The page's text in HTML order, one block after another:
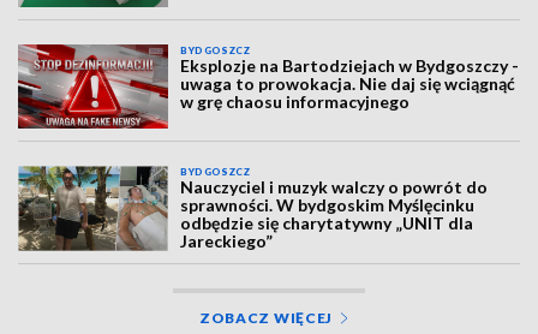
BYDGOSZCZ
Eksplozje na Bartodziejach w Bydgoszczy -
uwaga to prowokacja. Nie daj się wciągnąć
w grę chaosu informacyjnego
BYDGOSZCZ
Nauczyciel i muzyk walczy o powrót do
sprawności. W bydgoskim Myślęcinku
odbędzie się charytatywny „UNIT dla
Jareckiego”
ZOBACZ WIĘCEJ